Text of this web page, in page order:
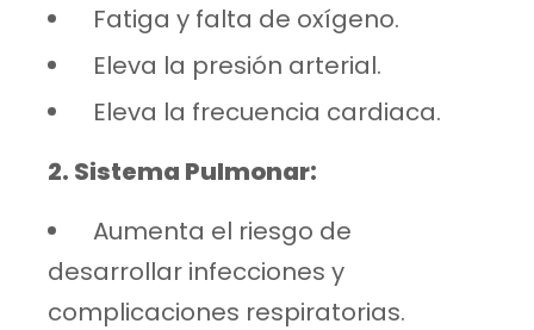
⁠ ⁠Fatiga y falta de oxígeno.
⁠ ⁠Eleva la presión arterial.
⁠ ⁠Eleva la frecuencia cardiaca.
2.⁠ ⁠Sistema Pulmonar:
⁠ ⁠Aumenta el riesgo de
desarrollar infecciones y
complicaciones respiratorias.